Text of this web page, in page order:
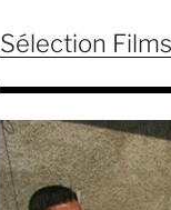
Sélection